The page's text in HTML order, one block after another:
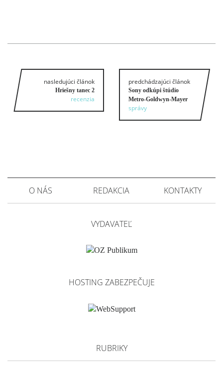
nasledujúci článok
Hriešny tanec 2
recenzia
predchádzajúci článok
Sony odkúpi štúdio
Metro-Goldwyn-Mayer
správy
O NÁS REDAKCIA KONTAKTY
VYDAVATEĽ
HOSTING ZABEZPEČUJE
RUBRIKY